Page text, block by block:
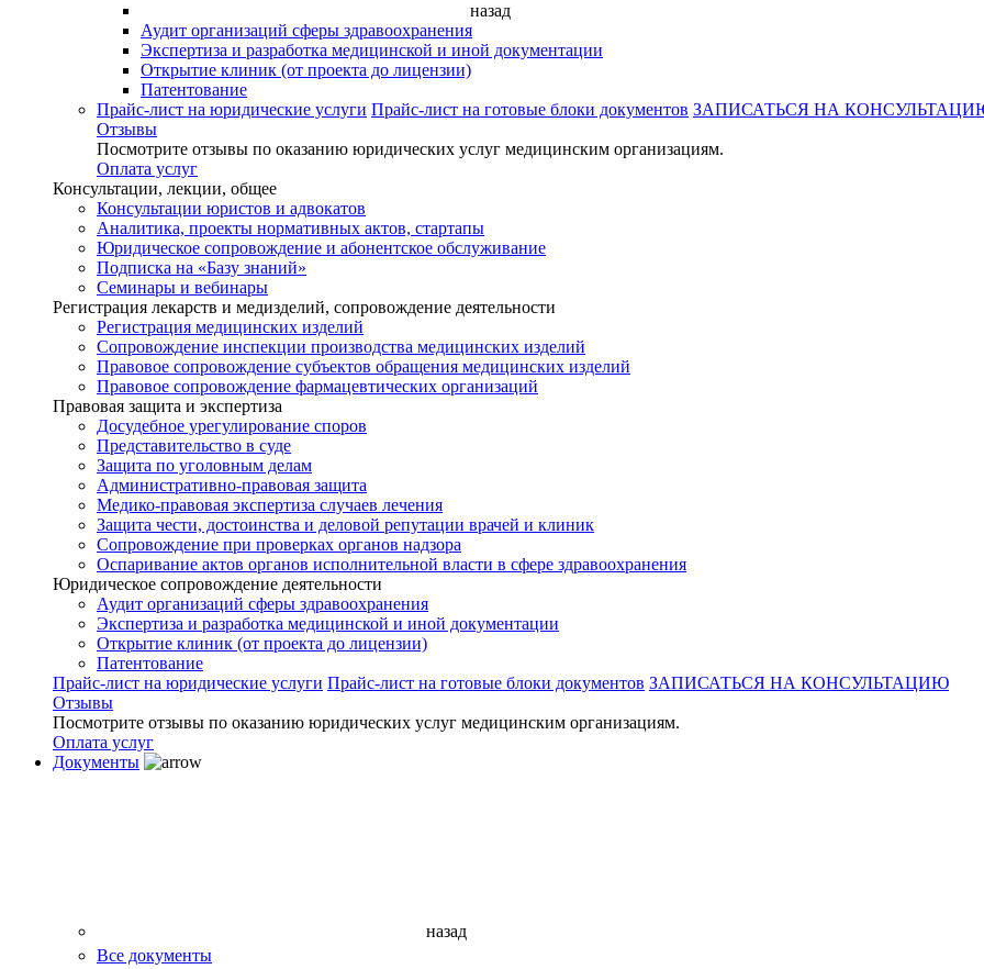
назад
Аудит организаций сферы здравоохранения
Экспертиза и разработка медицинской и иной документации
Открытие клиник (от проекта до лицензии)
Патентование
Прайс-лист на юридические услуги Прайс-лист на готовые блоки документов ЗАПИСАТЬСЯ НА
Отзывы
Посмотрите отзывы по оказанию юридических услуг медицинским организациям.
Оплата услуг
Консультации, лекции, общее
Консультации юристов и адвокатов
Аналитика, проекты нормативных актов, стартапы
Юридическое сопровождение и абонентское обслуживание
Подписка на «Базу знаний»
Семинары и вебинары
Регистрация лекарств и медизделий, сопровождение деятельности
Регистрация медицинских изделий
Сопровождение инспекции производства медицинских изделий
Правовое сопровождение субъектов обращения медицинских изделий
Правовое сопровождение фармацевтических организаций
Правовая защита и экспертиза
Досудебное урегулирование споров
Представительство в суде
Защита по уголовным делам
Административно-правовая защита
Медико-правовая экспертиза случаев лечения
Защита чести, достоинства и деловой репутации врачей и клиник
Сопровождение при проверках органов надзора
Оспаривание актов органов исполнительной власти в сфере здравоохранения
Юридическое сопровождение деятельности
Аудит организаций сферы здравоохранения
Экспертиза и разработка медицинской и иной документации
Открытие клиник (от проекта до лицензии)
Патентование
Прайс-лист на юридические услуги Прайс-лист на готовые блоки документов ЗАПИСАТЬСЯ НА КОНСУЛЬТАЦИЮ
Отзывы
Посмотрите отзывы по оказанию юридических услуг медицинским организациям.
Оплата услуг
Документы
назад
Все документы